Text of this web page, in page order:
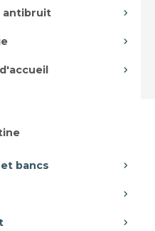
antibruit
bancs